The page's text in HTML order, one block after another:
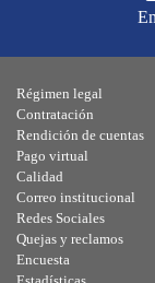
Régimen legal
Contratación
Rendición de cuentas
Pago virtual
Calidad
Correo institucional
Redes Sociales
Quejas y reclamos
Encuesta